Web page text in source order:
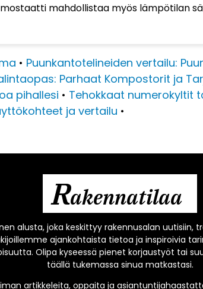
mahdollistaa myös lämpötilan
• Puunkantotelineiden vertailu:
Parhaat Kompostorit ja
pihallesi • Tehokkaat numerokyltit
ja vertailu •
Rakennatilaa
alusta, joka keskittyy rakennusalan uutisiin,
ajankohtaista tietoa ja inspiroivia
Olipa kyseessä pienet korjaustyöt tai
täällä tukemassa sinua matkastasi.
artikkeleita, oppaita ja